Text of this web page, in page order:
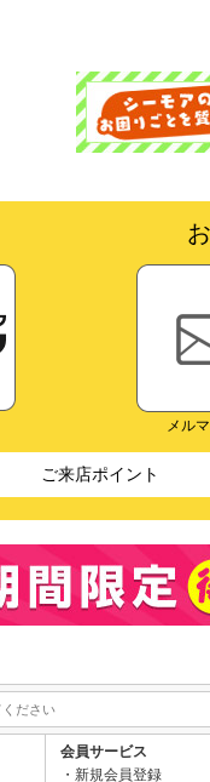
メル
ご来店ポイント
会員サービス
新規会員登録